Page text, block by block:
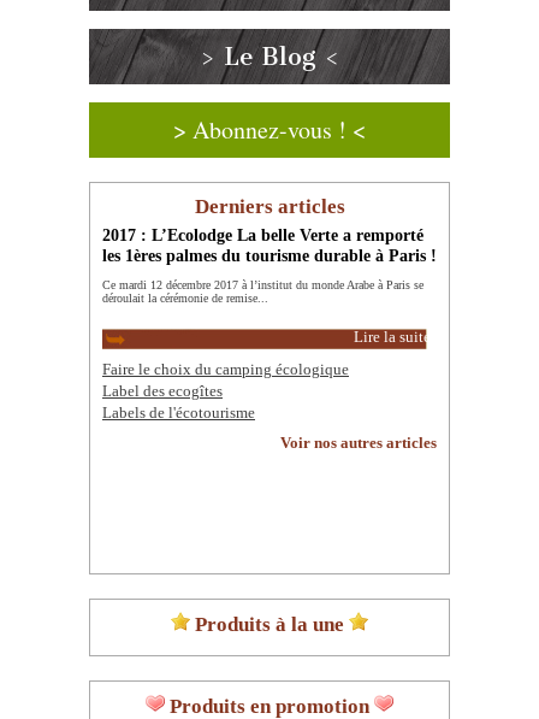
> Le Blog <
> Abonnez-vous ! <
Derniers articles
2017 : L’Ecolodge La belle Verte a remporté
les 1ères palmes du tourisme durable à Paris !
Ce mardi 12 décembre 2017 à l’institut du monde Arabe à Paris se
déroulait la cérémonie de remise...
Lire la suite
Faire le choix du camping écologique
Label des ecogîtes
Labels de l'écotourisme
Voir nos autres articles
Produits à la une
Produits en promotion